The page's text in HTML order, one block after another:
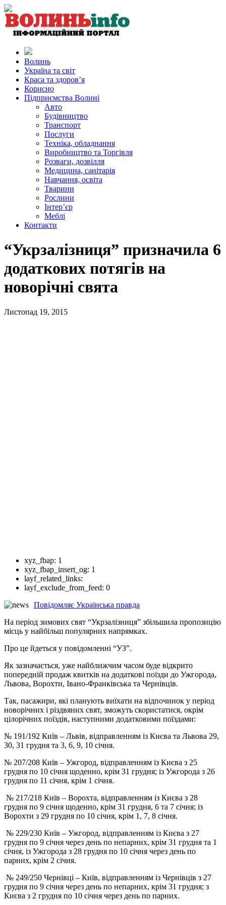
Волинь
Україна та світ
Краса та здоров’я
Корисно
Підприємства Волині
Авто
Будівництво
Транспорт
Послуги
Техніка, обладнання
Виробництво та Торгівля
Розваги, дозвілля
Медицина, санітарія
Навчання, освіта
Тварини
Рослини
Інтер’єр
Меблі
Контакти
“Укрзалізниця” призначила 6
додаткових потягів на
новорічні свята
Листопад 19, 2015
xyz_fbap: 1
xyz_fbap_insert_og: 1
layf_related_links:
layf_exclude_from_feed: 0
Повідомляє Українська правда
На період зимових свят “Укрзалізниця” збільшила пропозицію
місць у найбільш популярних напрямках.
Про це йдеться у повідомленні “УЗ”.
Як зазначається, уже найближчим часом буде відкрито
попередній продаж квитків на додаткові поїзди до Ужгорода,
Львова, Ворохти, Івано-Франківська та Чернівців.
Так, пасажири, які планують виїхати на відпочинок у період
новорічних і різдвяних свят, зможуть скористатися, окрім
цілорічних поїздів, наступними додатковими поїздами:
№ 191/192 Київ – Львів, відправленням із Києва та Львова 29,
30, 31 грудня та 3, 6, 9, 10 січня.
№ 207/208 Київ – Ужгород, відправленням із Києва з 25
грудня по 10 січня щоденно, крім 31 грудня; із Ужгорода з 26
грудня по 11 січня, крім 1 січня.
№ 217/218 Київ – Ворохта, відправленням із Києва з 28
грудня по 9 січня щоденно, крім 31 грудня, 6 та 7 січня; із
Ворохти з 29 грудня по 10 січня, крім 1, 7, 8 січня.
№ 229/230 Київ – Ужгород, відправленням із Києва з 27
грудня по 9 січня через день по непарних, крім 31 грудня та 1
січня, із Ужгорода з 28 грудня по 10 січня через день по
парних, крім 2 січня.
№ 249/250 Чернівці – Київ, відправленням із Чернівців з 27
грудня по 9 січня через день по непарних, крім 31 грудня; з
Києва з 2 грудня по 10 січня через день по парних.